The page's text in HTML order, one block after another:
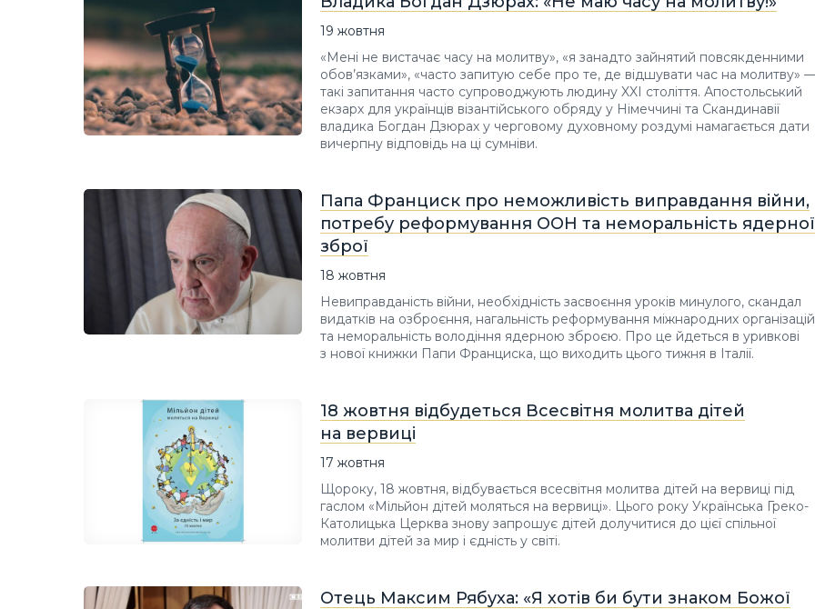
19 жовтня
«Мені не вистачає часу на молитву», «я занадто зайнятий повсякденними
обов’язками», «часто запитую себе про те, де відшувати час на молитву»
такі запитання часто супроводжують людину XXI століття. Апостольський
екзарх для українців візантійського обряду у Німеччині та Скандинавії
владика Богдан Дзюрах у черговому духовному роздумі намагається дати
вичерпну відповідь на ці сумніви.
Папа Франциск про неможливість виправдання війни,
потребу реформування ООН та неморальність ядерної
зброї
18 жовтня
Невиправданість війни, необхідність засвоєння уроків минулого, скандал
видатків на озброєння, нагальність реформування міжнародних організацій
та неморальність володіння ядерною зброєю. Про це йдеться в уривкові
з нової книжки Папи Франциска, що виходить цього тижня в Італії.
18 жовтня відбудеться Всесвітня молитва дітей
на вервиці
17 жовтня
Щороку, 18 жовтня, відбувається всесвітня молитва дітей на вервиці під
гаслом «Мільйон дітей моляться на вервиці». Цього року Українська Греко-
Католицька Церква знову запрошує дітей долучитися до цієї спільної
молитви дітей за мир і єдність у світі.
Отець Максим Рябуха: «Я хотів би бути знаком Божої